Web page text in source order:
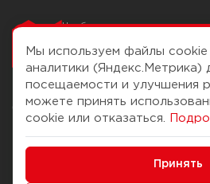
Чтобы вам легко
О компании
История Компании
Мы используем файлы
аналитики (Яндекс.Метрика)
посещаемости и улучшения
можете принять
cookie или отказаться.
Принять